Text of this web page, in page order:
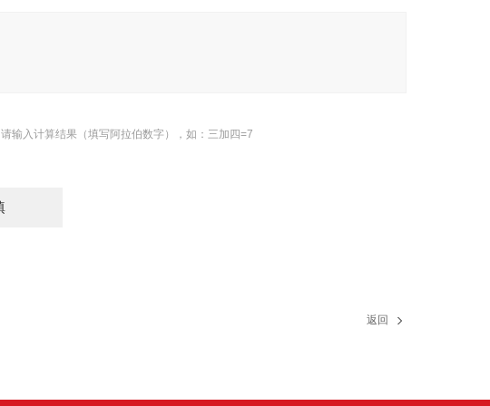
请输入计算结果（填写阿拉伯数字），如：三加四=7
返回